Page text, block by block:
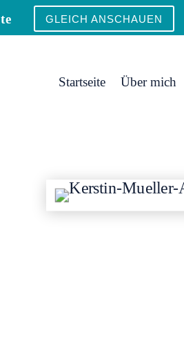
GLEICH ANSCHAUEN
Startseite Über mich